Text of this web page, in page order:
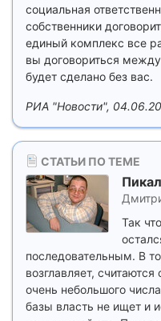
социальная
собственники
единый комплекс все
вы договориться
будет сделано без вас.
РИА "Новости",
СТАТЬИ ПО ТЕМЕ
Так
последовательным. В
возглавляет,
очень небольшого
базы власть не ищет и